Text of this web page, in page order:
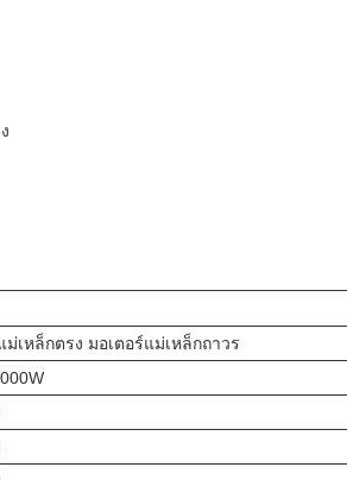
ม่เหล็กตรง มอเตอร์แม่เหล็กถาวร